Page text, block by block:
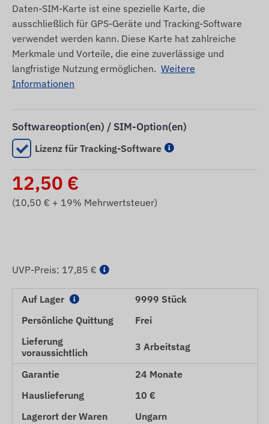
Daten-SIM-Karte ist eine spezielle Karte, die
ausschließlich für GPS-Geräte und Tracking-Software
verwendet werden kann. Diese Karte hat zahlreiche
Merkmale und Vorteile, die eine zuverlässige und
langfristige Nutzung ermöglichen. Weitere
Informationen
Softwareoption(en) / SIM-Option(en)
Lizenz für Tracking-Software
12,50 €
(10,50 € + 19% Mehrwertsteuer)
UVP-Preis: 17,85 €
Auf Lager
9999 Stück
Persönliche Quittung
Frei
Lieferung
voraussichtlich
3 Arbeitstag
Garantie
24 Monate
Hauslieferung
10 €
Lagerort der Waren
Ungarn